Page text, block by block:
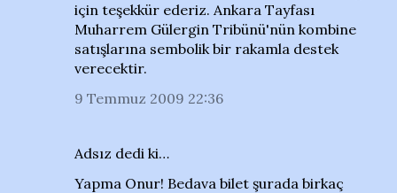
için teşekkür ederiz. Ankara Tayfası
Muharrem Gülergin Tribünü'nün kombine
satışlarına sembolik bir rakamla destek
verecektir.
9 Temmuz 2009 22:36
Adsız dedi ki…
Yapma Onur! Bedava bilet şurada birkaç